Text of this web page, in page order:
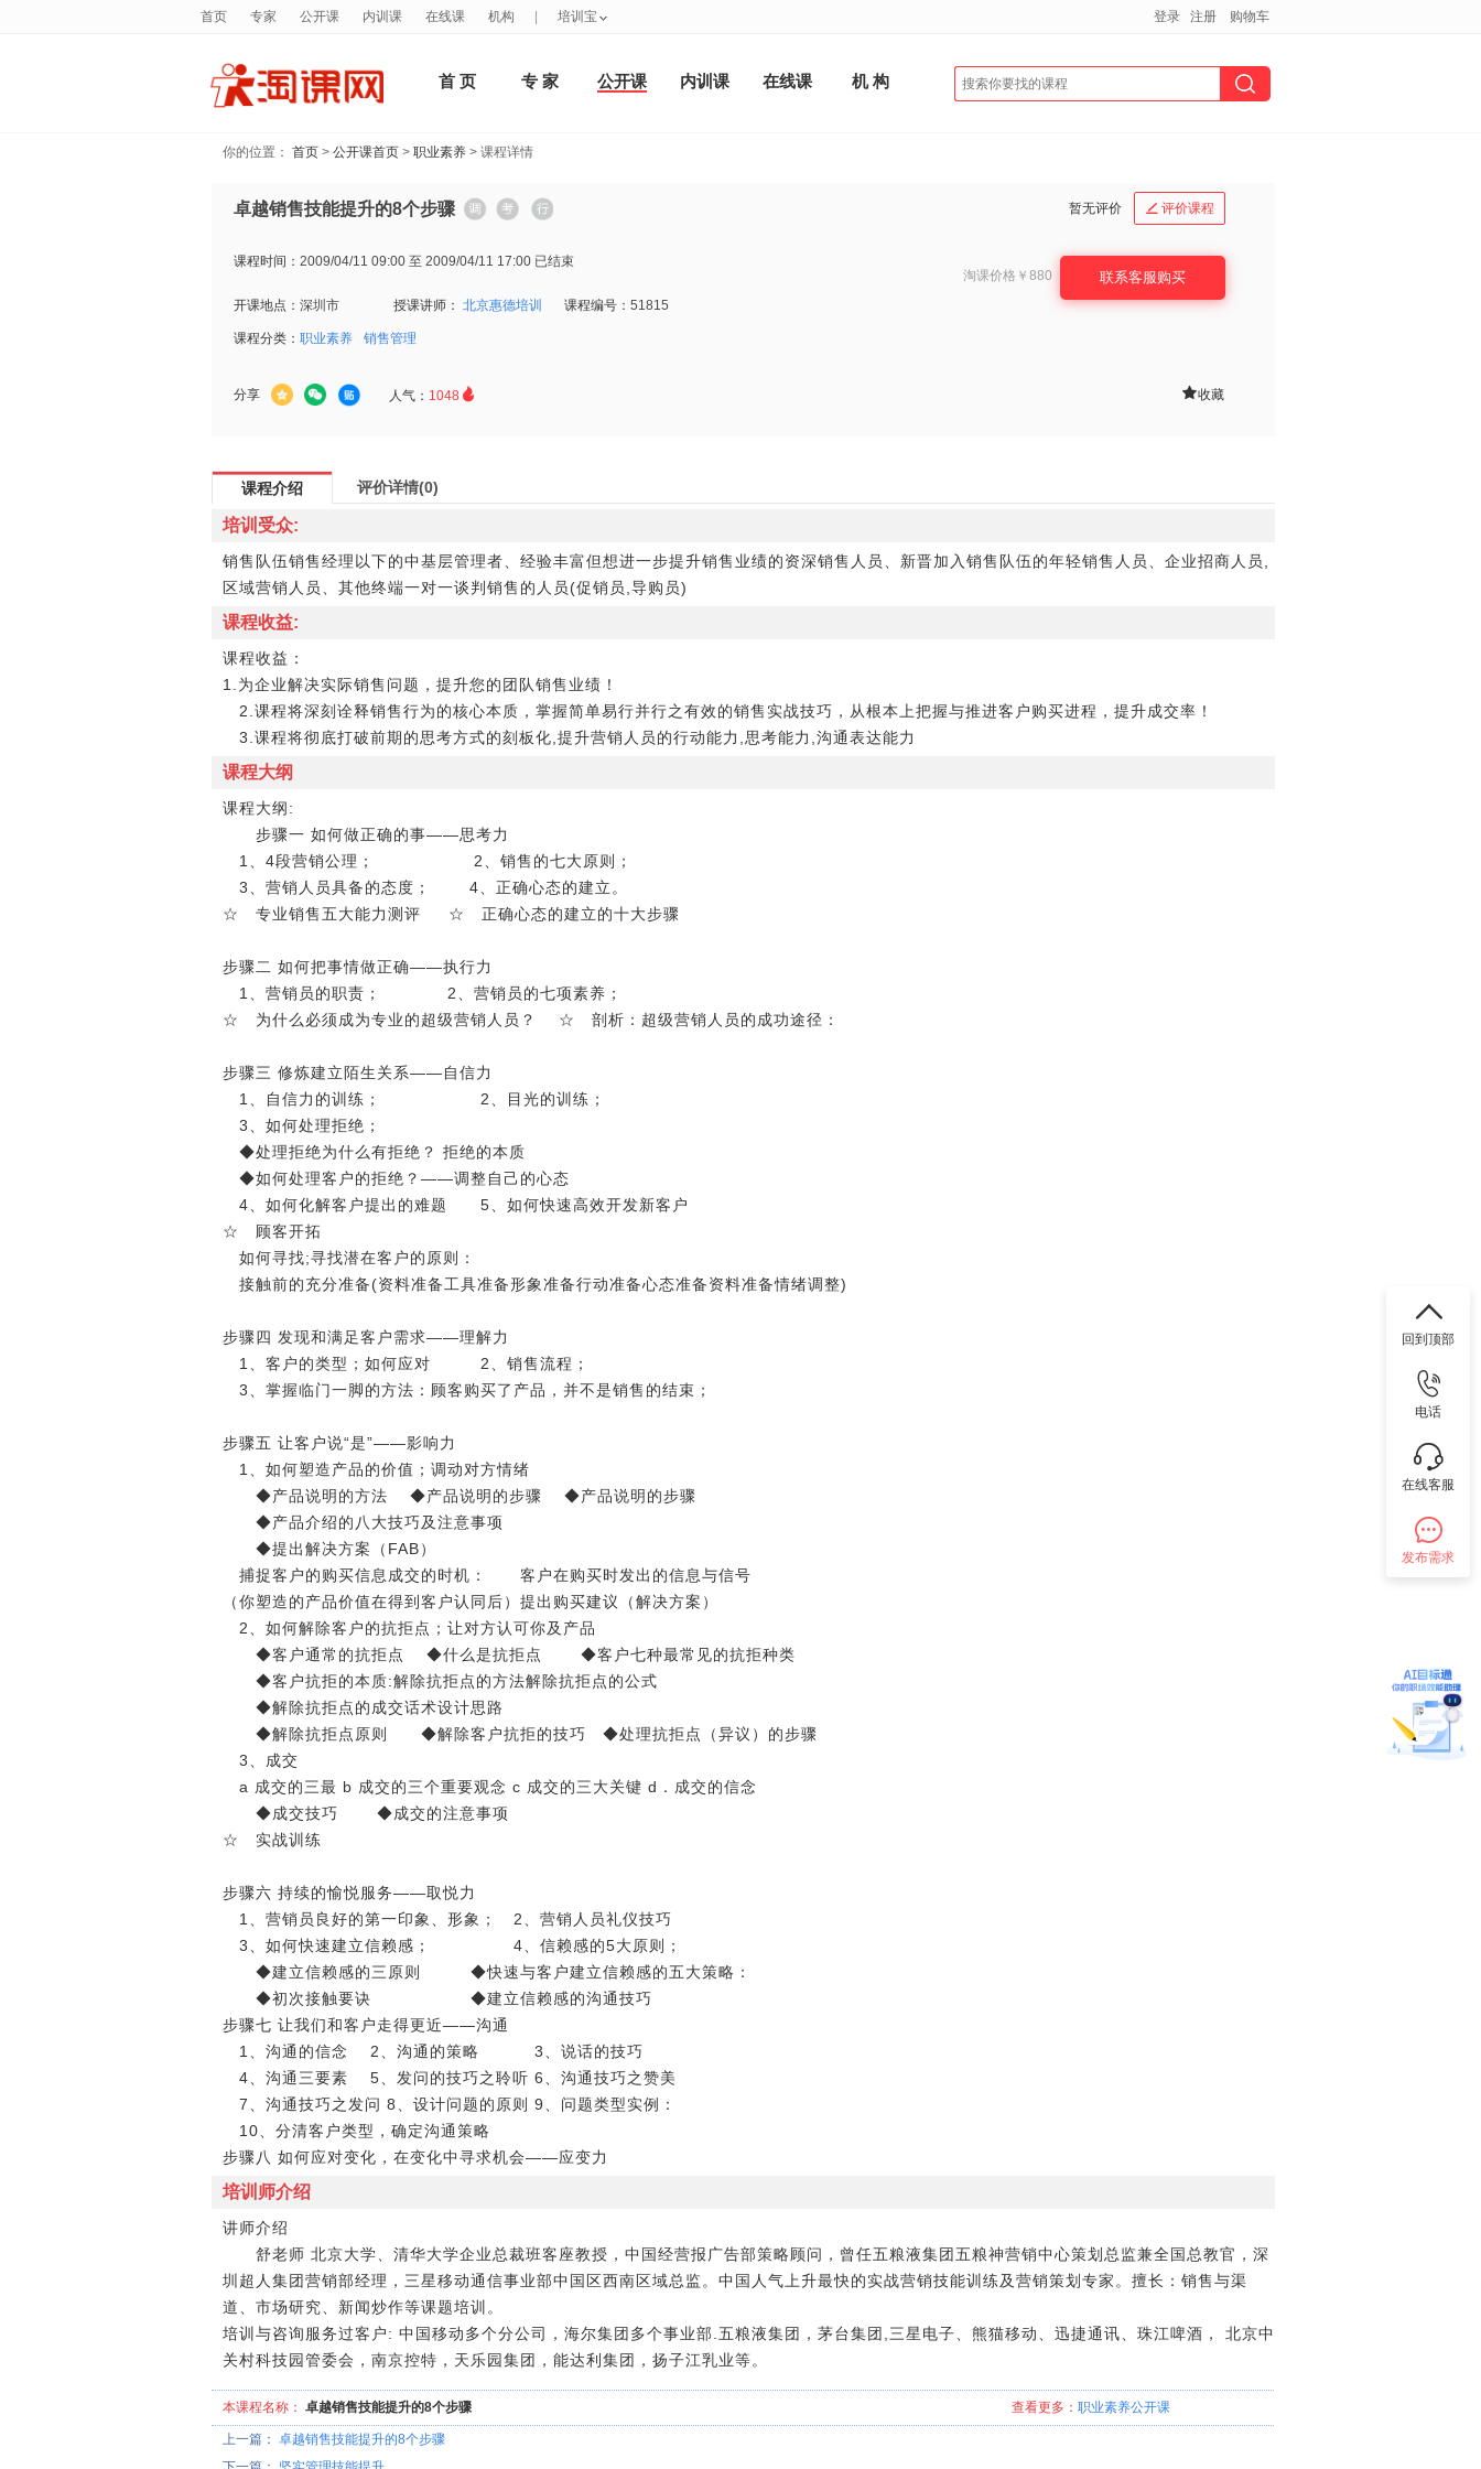
首 页 专 家 公开课 内训课 在线课 机 构
你的位置： 首页 > 公开课首页 > 职业素养 > 课程详情
卓越销售技能提升的8个步骤 暂无评价  评价课程
课程时间： 2009/04/11 09:00 至 2009/04/11 17:00 已结束
开课地点： 深圳市 授课讲师： 北京惠德培训 课程编号： 51815
课程分类： 职业素养 销售管理
淘课价格 ￥880 联系客服购买
分享 人气： 1048  收藏
课程介绍 评价详情(0)
培训受众:
销售队伍销售经理以下的中基层管理者、经验丰富但想进一步提升销售业绩的资深销售人员、新晋加入销售队伍的年轻销售人员、企业招商人员,
区域营销人员、其他终端一对一谈判销售的人员(促销员,导购员)
课程收益:
课程收益：
1.为企业解决实际销售问题，提升您的团队销售业绩！
2.课程将深刻诠释销售行为的核心本质，掌握简单易行并行之有效的销售实战技巧，从根本上把握与推进客户购买进程，提升成交率！
3.课程将彻底打破前期的思考方式的刻板化,提升营销人员的行动能力,思考能力,沟通表达能力
课程大纲
课程大纲:
步骤一 如何做正确的事――思考力
1、4段营销公理； 2、销售的七大原则；
3、营销人员具备的态度； 4、正确心态的建立。
☆ 专业销售五大能力测评 ☆ 正确心态的建立的十大步骤
步骤二 如何把事情做正确――执行力
1、营销员的职责； 2、营销员的七项素养；
☆ 为什么必须成为专业的超级营销人员？ ☆ 剖析：超级营销人员的成功途径：
步骤三 修炼建立陌生关系――自信力
1、自信力的训练； 2、目光的训练；
3、如何处理拒绝；
◆处理拒绝为什么有拒绝？ 拒绝的本质
◆如何处理客户的拒绝？――调整自己的心态
4、如何化解客户提出的难题 5、如何快速高效开发新客户
☆ 顾客开拓
如何寻找;寻找潜在客户的原则：
接触前的充分准备(资料准备工具准备形象准备行动准备心态准备资料准备情绪调整)
步骤四 发现和满足客户需求――理解力
1、客户的类型；如何应对 2、销售流程；
3、掌握临门一脚的方法：顾客购买了产品，并不是销售的结束；
步骤五 让客户说“是”――影响力
1、如何塑造产品的价值；调动对方情绪
◆产品说明的方法 ◆产品说明的步骤 ◆产品说明的步骤
◆产品介绍的八大技巧及注意事项
◆提出解决方案（FAB）
捕捉客户的购买信息成交的时机： 客户在购买时发出的信息与信号
（你塑造的产品价值在得到客户认同后）提出购买建议（解决方案）
2、如何解除客户的抗拒点；让对方认可你及产品
◆客户通常的抗拒点 ◆什么是抗拒点 ◆客户七种最常见的抗拒种类
◆客户抗拒的本质:解除抗拒点的方法解除抗拒点的公式
◆解除抗拒点的成交话术设计思路
◆解除抗拒点原则 ◆解除客户抗拒的技巧 ◆处理抗拒点（异议）的步骤
3、成交
a 成交的三最 b 成交的三个重要观念 c 成交的三大关键 d．成交的信念
◆成交技巧 ◆成交的注意事项
☆ 实战训练
步骤六 持续的愉悦服务――取悦力
1、营销员良好的第一印象、形象； 2、营销人员礼仪技巧
3、如何快速建立信赖感； 4、信赖感的5大原则；
◆建立信赖感的三原则 ◆快速与客户建立信赖感的五大策略：
◆初次接触要诀 ◆建立信赖感的沟通技巧
步骤七 让我们和客户走得更近――沟通
1、沟通的信念 2、沟通的策略 3、说话的技巧
4、沟通三要素 5、发问的技巧之聆听 6、沟通技巧之赞美
7、沟通技巧之发问 8、设计问题的原则 9、问题类型实例：
10、分清客户类型，确定沟通策略
步骤八 如何应对变化，在变化中寻求机会――应变力
培训师介绍
讲师介绍
舒老师 北京大学、清华大学企业总裁班客座教授，中国经营报广告部策略顾问，曾任五粮液集团五粮神营销中心策划总监兼全国总教官，深
圳超人集团营销部经理，三星移动通信事业部中国区西南区域总监。中国人气上升最快的实战营销技能训练及营销策划专家。擅长：销售与渠
道、市场研究、新闻炒作等课题培训。
培训与咨询服务过客户: 中国移动多个分公司，海尔集团多个事业部.五粮液集团，茅台集团,三星电子、熊猫移动、迅捷通讯、珠江啤酒， 北京中
关村科技园管委会，南京控特，天乐园集团，能达利集团，扬子江乳业等。
本课程名称： 卓越销售技能提升的8个步骤 查看更多： 职业素养公开课
上一篇： 卓越销售技能提升的8个步骤
首页 专家 公开课 内训课 在线课 机构 培训宝 登录 注册 购物车
回到顶部
电话
在线客服
发布需求